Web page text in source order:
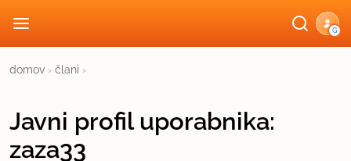
G
domov › člani ›
Javni profiluporabnika:
zaza33